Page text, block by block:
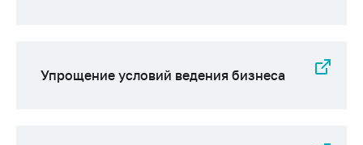
Министра
Упрощение условий ведения бизнеса